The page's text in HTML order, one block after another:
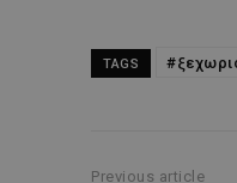
TAGS
Previous article